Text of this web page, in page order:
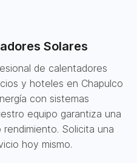
Solares
de calentadores
y hoteles en Chapulco
con sistemas
equipo garantiza una
Solicita una
hoy mismo.